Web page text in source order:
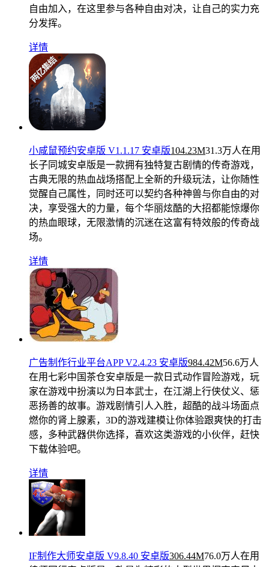
自由加入，在这里参与各种自由对决，让自己的实力充
分发挥。
详情
小咸鼠预约安卓版 V1.1.17 安卓版104.23M31.3万人在用
长子同城安卓版是一款拥有独特复古剧情的传奇游戏，
古典无限的热血战场搭配上全新的升级玩法，让你随性
觉醒自己属性，同时还可以契约各种神兽与你自由的对
决，享受强大的力量，每个华丽炫酷的大招都能惊爆你
的热血眼球，无限激情的沉迷在这富有特效般的传奇战
场。
详情
广告制作行业平台APP V2.4.23 安卓版984.42M56.6万人
在用七彩中国茶仓安卓版是一款日式动作冒险游戏，玩
家在游戏中扮演以为日本武士，在江湖上行侠仗义、惩
恶扬善的故事。游戏剧情引人入胜，超酷的战斗场面点
燃你的肾上腺素，3D的游戏建模让你体验跟爽快的打击
感，多种武器供你选择，喜欢这类游戏的小伙伴，赶快
下载体验吧。
详情
IF制作大师安卓版 V9.8.40 安卓版306.44M76.0万人在用